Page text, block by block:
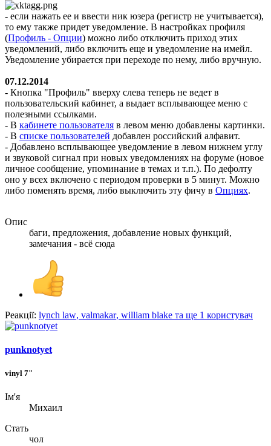
- если нажать ее и ввести ник юзера (регистр не учитывается),
то ему также придет уведомление. В настройках профиля
(Профиль - Опции) можно либо отключить приход этих
уведомлений, либо включить еще и уведомление на имейл.
Уведомление убирается при переходе по нему, либо вручную.
07.12.2014
- Кнопка "Профиль" вверху слева теперь не ведет в
пользовательский кабинет, а выдает всплывающее меню с
полезными ссылками.
- В кабинете пользователя в левом меню добавлены картинки.
- В списке пользователей добавлен российский алфавит.
- Добавлено всплывающее уведомление в левом нижнем углу
и звуковой сигнал при новых уведомлениях на форуме (новое
личное сообщение, упоминание в темах и т.п.). По дефолту
оно у всех включено с периодом проверки в 5 минут. Можно
либо поменять время, либо выключить эту фичу в Опциях.
Опис
баги, предложения, добавление новых функций,
замечания - всё сюда
Реакції: lynch law, valmakar, william blake та ще 1 користувач
punknotyet
vinyl 7"
Ім'я
Михаил
Стать
чол